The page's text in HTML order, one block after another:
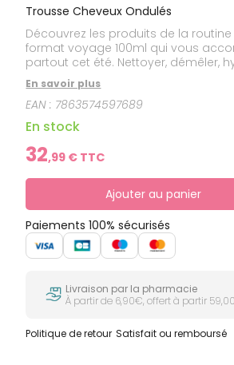
Trousse Cheveux Ondulés
Découvrez les produits de la
format voyage 100ml qui vous
partout cet été. Nettoyer, démêler,
ces 4 étapes n'auront plus de secret
Perfect Match 100ml - Cream
Potion 100ml - Boost Curl 100ml
En savoir plus
EAN : 7863574597689
En stock
32,99 € TTC
Ajouter au panier
Paiements 100% sécurisés
Livraison par la pharmacie
À partir de 6,90€, offert à partir
Politique de retour Satisfait ou remboursé